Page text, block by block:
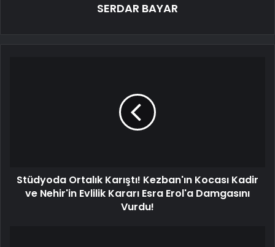
SERDAR BAYAR
Stüdyoda Ortalık Karıştı! Kezban'ın Kocası Kadir
ve Nehir'in Evlilik Kararı Esra Erol'a Damgasını
Vurdu!